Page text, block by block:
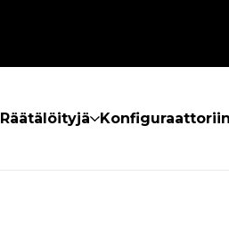
Räätälöityjä Konfiguraattoriin